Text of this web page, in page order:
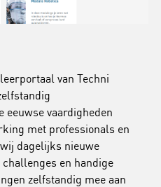
van Techni
eeuwse vaardigheden
met professionals en
dagelijks nieuwe
en handige
zelfstandig mee aan